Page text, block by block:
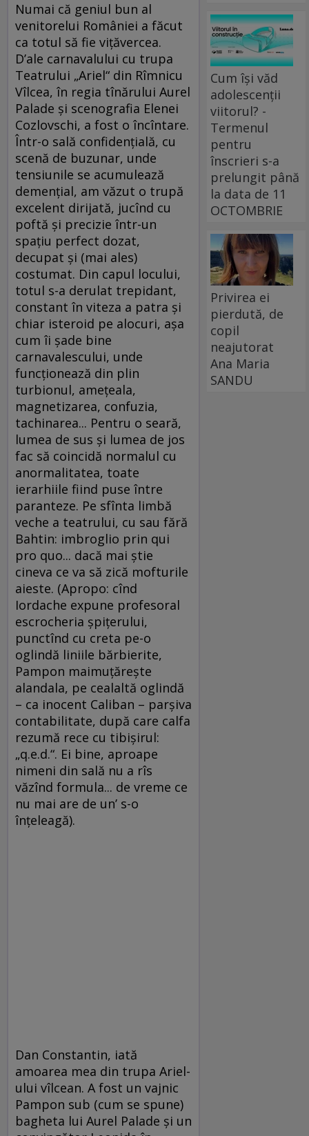
Numai că geniul bun al
venitorelui României a făcut
ca totul să fie viţăvercea.
D’ale carnavalului cu trupa
Teatrului „Ariel“ din Rîmnicu
Vîlcea, în regia tînărului Aurel
Palade şi scenografia Elenei
Cozlovschi, a fost o încîntare.
Într-o sală confidenţială, cu
scenă de buzunar, unde
tensiunile se acumulează
demenţial, am văzut o trupă
excelent dirijată, jucînd cu
poftă şi precizie într-un
spaţiu perfect dozat,
decupat şi (mai ales)
costumat. Din capul locului,
totul s-a derulat trepidant,
constant în viteza a patra şi
chiar isteroid pe alocuri, aşa
cum îi şade bine
carnavalescului, unde
funcţionează din plin
turbionul, ameţeala,
magnetizarea, confuzia,
tachinarea... Pentru o seară,
lumea de sus şi lumea de jos
fac să coincidă normalul cu
anormalitatea, toate
ierarhiile fiind puse între
paranteze. Pe sfînta limbă
veche a teatrului, cu sau fără
Bahtin: imbroglio prin qui
pro quo... dacă mai ştie
cineva ce va să zică mofturile
aieste. (Apropo: cînd
Iordache expune profesoral
escrocheria şpiţerului,
punctînd cu creta pe-o
oglindă liniile bărbierite,
Pampon maimuţăreşte
alandala, pe cealaltă oglindă
– ca inocent Caliban – parşiva
contabilitate, după care calfa
rezumă rece cu tibişirul:
„q.e.d.“. Ei bine, aproape
nimeni din sală nu a rîs
văzînd formula... de vreme ce
nu mai are de un’ s-o
înţeleagă).
Dan Constantin, iată
amoarea mea din trupa Ariel-
ului vîlcean. A fost un vajnic
Pampon sub (cum se spune)
bagheta lui Aurel Palade şi un
Cum își văd
adolescenții
viitorul? -
Termenul
pentru
înscrieri s-a
prelungit până
la data de 11
OCTOMBRIE
Privirea ei
pierdută, de
copil
neajutorat
Ana Maria
SANDU